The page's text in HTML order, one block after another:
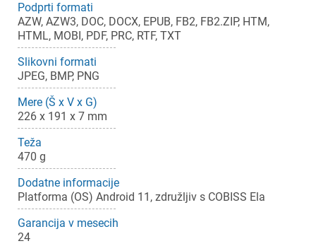
Podprti formati
AZW, AZW3, DOC, DOCX, EPUB, FB2, FB2.ZIP, HTM,
HTML, MOBI, PDF, PRC, RTF, TXT
Slikovni formati
JPEG, BMP, PNG
Mere (Š x V x G)
226 x 191 x 7 mm
Teža
470 g
Dodatne informacije
Platforma (OS) Android 11, združljiv s COBISS Ela
Garancija v mesecih
24